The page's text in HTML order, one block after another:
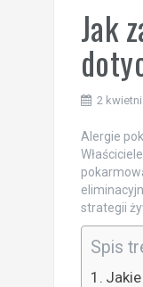
Jak
2
Alergie
strategii
Spis